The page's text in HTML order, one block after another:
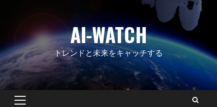
AI-WATCH
トレンドと未来をキャッチする
Primary